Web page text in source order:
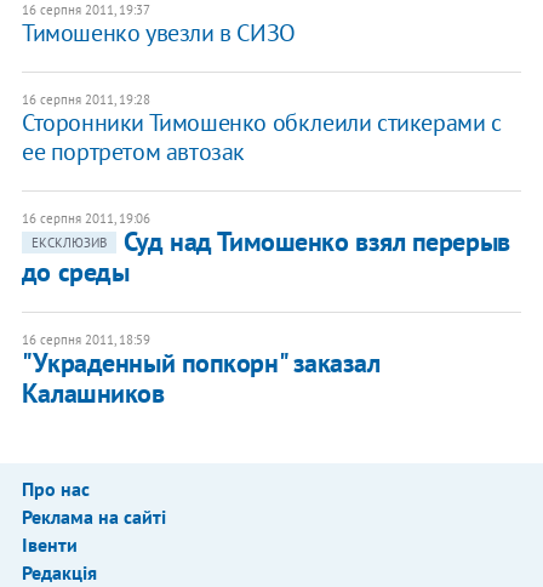
16 серпня 2011, 19:37
Тимошенко увезли в СИЗО
16 серпня 2011, 19:28
Сторонники Тимошенко обклеили стикерами с
ее портретом автозак
16 серпня 2011, 19:06
ЕКСКЛЮЗИВ
Суд над Тимошенко взял перерыв
до среды
16 серпня 2011, 18:59
"Украденный попкорн" заказал
Калашников
Про нас
Реклама на сайті
Івенти
Редакція